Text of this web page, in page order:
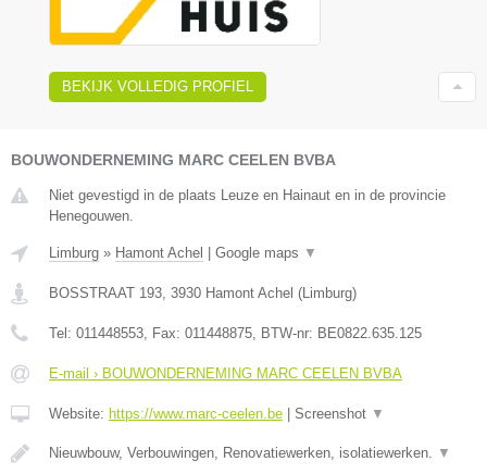
BEKIJK VOLLEDIG PROFIEL
BOUWONDERNEMING MARC CEELEN BVBA
Niet gevestigd in de plaats Leuze en Hainaut en in de provincie
Henegouwen.
Limburg » Hamont Achel Google maps ▼
BOSSTRAAT 193 3930 Hamont Achel ( Limburg)
Tel: 011448553 , Fax: 011448875 , BTW-nr: BE0822.635.125
E-mail › BOUWONDERNEMING MARC CEELEN BVBA
Website: https://www.marc-ceelen.be Screenshot ▼
Nieuwbouw, Verbouwingen, Renovatiewerken, isolatiewerken. ▼